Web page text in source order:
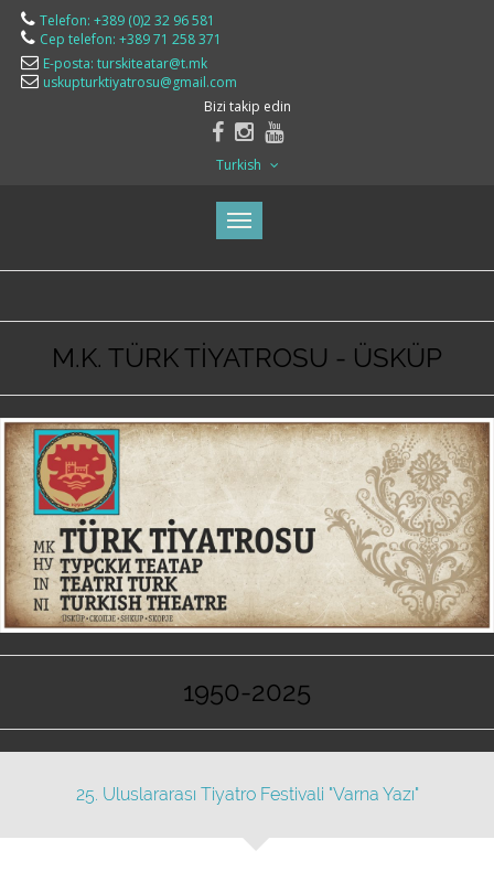
Telefon: +389 (0)2 32 96 581
Cep telefon: +389 71 258 371
E-posta: turskiteatar@t.mk
uskupturktiyatrosu@gmail.com
Bizi takip edin
Turkish
M.K. TÜRK TİYATROSU - ÜSKÜP
1950-2025
25. Uluslararası Tiyatro Festivali "Varna Yazı"